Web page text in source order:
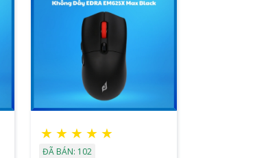
★ ★ ★ ★ ★
ĐÃ BÁN: 102